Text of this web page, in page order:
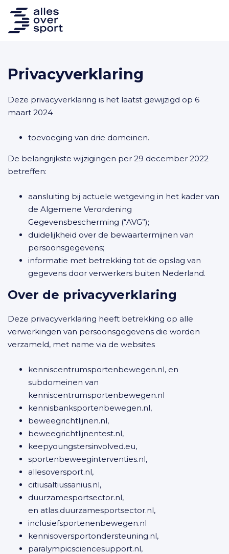
Privacyverklaring
Deze privacyverklaring is het laatst gewijzigd op 6
maart 2024
toevoeging van drie domeinen.
De belangrijkste wijzigingen per 29 december 2022
betreffen:
aansluiting bij actuele wetgeving in het kader van
de Algemene Verordening
Gegevensbescherming (“AVG”);
duidelijkheid over de bewaartermijnen van
persoonsgegevens;
informatie met betrekking tot de opslag van
gegevens door verwerkers buiten Nederland.
Over de privacyverklaring
Deze privacyverklaring heeft betrekking op alle
verwerkingen van persoonsgegevens die worden
verzameld, met name via de websites
kenniscentrumsportenbewegen.nl, en
subdomeinen van
kenniscentrumsportenbewegen.nl
kennisbanksportenbewegen.nl,
beweegrichtlijnen.nl,
beweegrichtlijnentest.nl,
keepyoungstersinvolved.eu,
sportenbeweeginterventies.nl,
allesoversport.nl,
citiusaltiussanius.nl,
duurzamesportsector.nl,
en atlas.duurzamesportsector.nl,
inclusiefsportenenbewegen.nl
kennisoversportondersteuning.nl,
paralympicsciencesupport.nl,